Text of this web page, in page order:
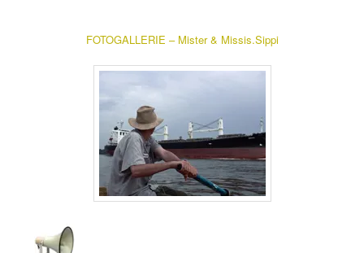
FOTOGALLERIE – Mister & Missis.Sippi